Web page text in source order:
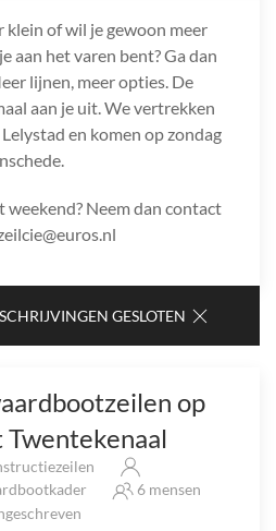
klein of wil je gewoon meer
aan het varen bent? Ga dan
lijnen, meer opties. De
aan je uit. We vertrekken
en komen op zondag
weekend? Neem dan contact
GESLOTEN
op
Twentekenaal
6 mensen